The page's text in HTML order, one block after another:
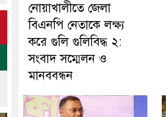
নোয়াখালীতে জেলা
বিএনপি নেতাকে লক্ষ্য
করে গুলি গুলিবিদ্ধ ২:
সংবাদ সম্মেলন ও
মানববন্ধন